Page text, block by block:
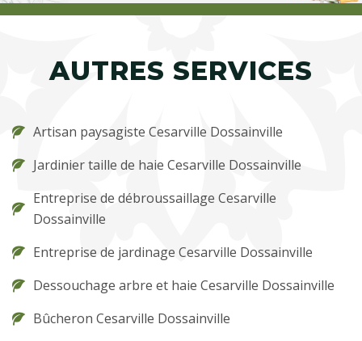
AUTRES SERVICES
Artisan paysagiste Cesarville Dossainville
Jardinier taille de haie Cesarville Dossainville
Entreprise de débroussaillage Cesarville
Dossainville
Entreprise de jardinage Cesarville Dossainville
Dessouchage arbre et haie Cesarville Dossainville
Bûcheron Cesarville Dossainville